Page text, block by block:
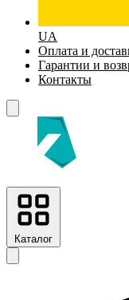
UA
Оплата и
Гарантии и
Контакты
Каталог